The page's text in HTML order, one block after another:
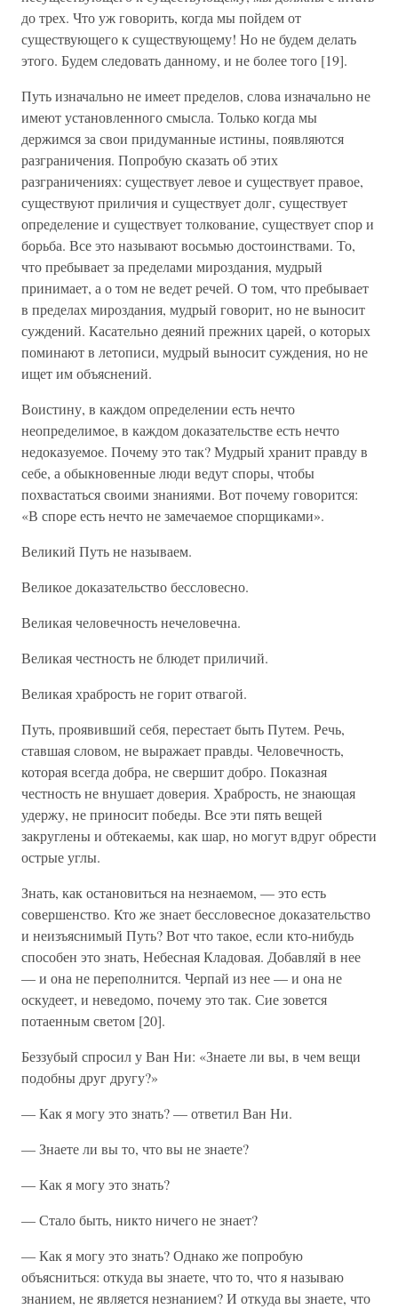
до трех. Что уж говорить, когда мы пойдем от
существующего к существующему! Но не будем делать
этого. Будем следовать данному, и не более того [19].
Путь изначально не имеет пределов, слова изначально не
имеют установленного смысла. Только когда мы
держимся за свои придуманные истины, появляются
разграничения. Попробую сказать об этих
разграничениях: существует левое и существует правое,
существуют приличия и существует долг, существует
определение и существует толкование, существует спор и
борьба. Все это называют восьмью достоинствами. То,
что пребывает за пределами мироздания, мудрый
принимает, а о том не ведет речей. О том, что пребывает
в пределах мироздания, мудрый говорит, но не выносит
суждений. Касательно деяний прежних царей, о которых
поминают в летописи, мудрый выносит суждения, но не
ищет им объяснений.
Воистину, в каждом определении есть нечто
неопределимое, в каждом доказательстве есть нечто
недоказуемое. Почему это так? Мудрый хранит правду в
себе, а обыкновенные люди ведут споры, чтобы
похвастаться своими знаниями. Вот почему говорится:
«В споре есть нечто не замечаемое спорщиками».
Великий Путь не называем.
Великое доказательство бессловесно.
Великая человечность нечеловечна.
Великая честность не блюдет приличий.
Великая храбрость не горит отвагой.
Путь, проявивший себя, перестает быть Путем. Речь,
ставшая словом, не выражает правды. Человечность,
которая всегда добра, не свершит добро. Показная
честность не внушает доверия. Храбрость, не знающая
удержу, не приносит победы. Все эти пять вещей
закруглены и обтекаемы, как шар, но могут вдруг обрести
острые углы.
Знать, как остановиться на незнаемом, — это есть
совершенство. Кто же знает бессловесное доказательство
и неизъяснимый Путь? Вот что такое, если кто-нибудь
способен это знать, Небесная Кладовая. Добавляй в нее
— и она не переполнится. Черпай из нее — и она не
оскудеет, и неведомо, почему это так. Сие зовется
потаенным светом [20].
Беззубый спросил у Ван Ни: «Знаете ли вы, в чем вещи
подобны друг другу?»
— Как я могу это знать? — ответил Ван Ни.
— Знаете ли вы то, что вы не знаете?
— Как я могу это знать?
— Стало быть, никто ничего не знает?
— Как я могу это знать? Однако же попробую
объясниться: откуда вы знаете, что то, что я называю
знанием, не является незнанием? И откуда вы знаете, что